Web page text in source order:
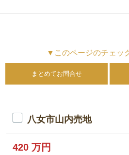
▼このページのチェッ
まとめてお問合せ
八女市山内売地
420万円